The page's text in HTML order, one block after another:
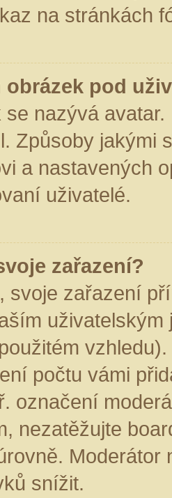
na stránkách
obrázek pod
se nazývá
Způsoby jakými
a nastavených
uživatelé.
zařazení?
svoje zařazení
počtu vámi
označení
nezatěžujte
Moderátor
snížit.